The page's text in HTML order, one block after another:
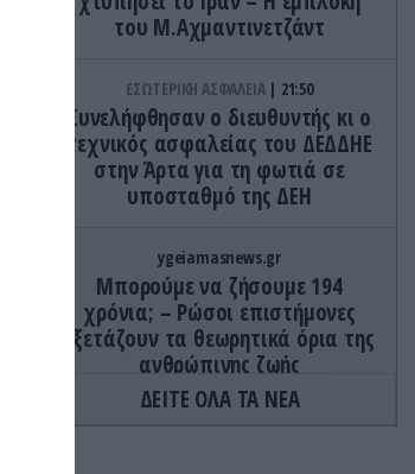
του Μ.Αχμαντινετζάντ
ΕΣΩΤΕΡΙΚΗ ΑΣΦΑΛΕΙΑ 21:50
Συνελήφθησαν ο διευθυντής κι ο
τεχνικός ασφαλείας του ΔΕΔΔΗΕ
στην Άρτα για τη φωτιά σε
υποσταθμό της ΔΕΗ
ygeiamasnews.gr
Μπορούμε να ζήσουμε 194
χρόνια; – Ρώσοι επιστήμονες
εξετάζουν τα θεωρητικά όρια της
ανθρώπινης ζωής
GOOD LIFE 21:45
ΔΕΙΤΕ ΟΛΑ ΤΑ ΝΕΑ